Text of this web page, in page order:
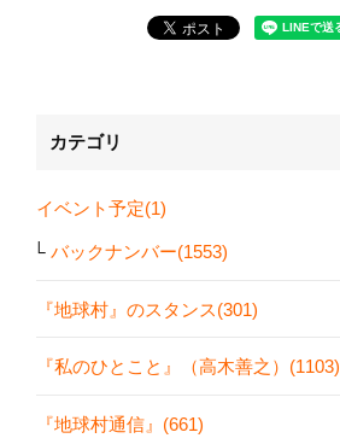
カテゴリ
イベント予定(1)
バックナンバー(1553)
『地球村』のスタンス(301)
『私のひとこと』（高木善之）(1103)
『地球村通信』(661)